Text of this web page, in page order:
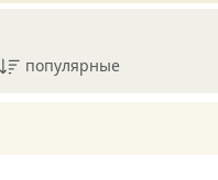
популярные